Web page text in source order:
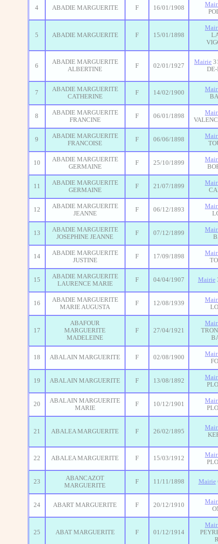
4 ABADIE MARGUERITE F 16/01/1908
5 ABADIE MARGUERITE F 15/01/1898
6
ABADIE MARGUERITE
ALBERTINE
F 02/01/1927
Mairie
7
ABADIE MARGUERITE
CATHERINE
F 14/02/1900
8
ABADIE MARGUERITE
FRANCINE
F 06/01/1898
9
ABADIE MARGUERITE
FRANCOISE
F 06/06/1898
10
ABADIE MARGUERITE
GERMAINE
F 25/10/1899
11
ABADIE MARGUERITE
GERMAINE
F 21/07/1899
12
ABADIE MARGUERITE
JEANNE
F 06/12/1893
13
ABADIE MARGUERITE
JOSEPHINE JEANNE
F 07/12/1899
14
ABADIE MARGUERITE
JUSTINE
F 17/09/1898
15
ABADIE MARGUERITE
LAURENCE MARIE
F 04/04/1907 Mairie
16
ABADIE MARGUERITE
MARIE AUGUSTA
F 12/08/1939
17
ABAFOUR
MARGUERITE
MADELEINE
F 27/04/1921
18 ABALAIN MARGUERITE F 02/08/1900
19 ABALAIN MARGUERITE F 13/08/1892
20
ABALAIN MARGUERITE
MARIE
F 10/12/1901
21 ABALEA MARGUERITE F 26/02/1895
22 ABALEA MARGUERITE F 15/03/1912
23
ABANCAZOT
MARGUERITE
F 11/11/1898 Mairie
24 ABART MARGUERITE F 20/12/1910
25 ABAT MARGUERITE F 01/12/1914